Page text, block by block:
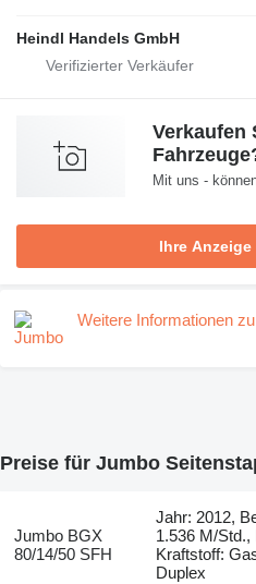
Heindl Handels GmbH
Verkaufen
Mit uns -
Ihre
Weitere Informationen
Preise für Jumbo
Jumbo BGX
80/14/50 SFH
Jahr: 2012,
1.536 M/
Kraftstoff:
Duplex